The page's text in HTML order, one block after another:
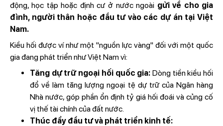
động, học tập hoặc định cư ở nước ngoài gửi về cho gia
đình, người thân hoặc đầu tư vào các dự án tại Việt
Nam.
Kiều hối được ví như một "nguồn lực vàng" đối với một quốc
gia đang phát triển như Việt Nam vì:
Tăng dự trữ ngoại hối quốc gia: Dòng tiền kiều hối
đổ về làm tăng lượng ngoại tệ dự trữ của Ngân hàng
Nhà nước, góp phần ổn định tỷ giá hối đoái và củng cố
vị thế tài chính của đất nước.
Thúc đẩy đầu tư và phát triển kinh tế: